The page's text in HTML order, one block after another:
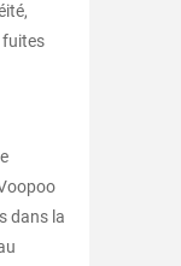
fuites
dans la